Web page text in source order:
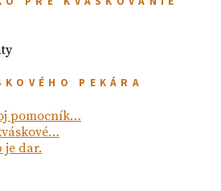
PEKÁRA
pomocník…
je dar.